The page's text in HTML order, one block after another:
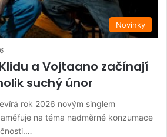
Novinky
Klidu a Vojtaano začínají
suchý únor
rok 2026 novým singlem
na téma nadměrné konzumace